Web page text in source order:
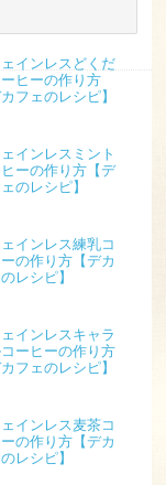
インレスどくだ
ヒーの作り方
カフェのレシピ】
インレスミント
ヒーの作り方【デ
のレシピ】
インレス練乳コ
の作り方【デカ
レシピ】
インレスキャラ
コーヒーの作り方
カフェのレシピ】
インレス麦茶コ
の作り方【デカ
レシピ】